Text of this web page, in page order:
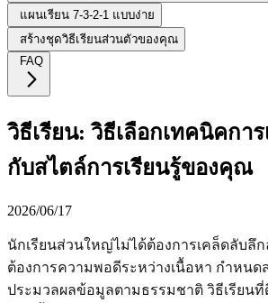
แผนเรียน 7-3-2-1 แบบง่าย
สร้างชุดวิธีเรียนส่วนตัวของคุณ
FAQ
วิธีเรียน: วิธีเลือกเทคนิคกา
กับสไตล์การเรียนรู้ของคุณ
2026/06/17
นักเรียนส่วนใหญ่ไม่ได้ต้องการเคล็ดลับลึ
ต้องการความพอดีระหว่างเนื้อหา กำหนด
ประมวลผลข้อมูลตามธรรมชาติ วิธีเรียน